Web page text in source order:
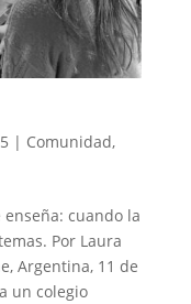
| Comunidad,
enseña: cuando la
Por Laura
Argentina, 11 de
un colegio